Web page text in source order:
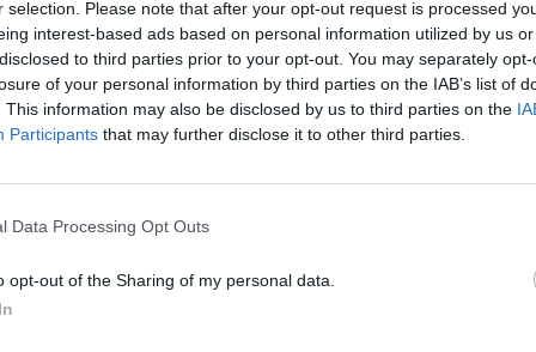
selection. Please note that after your opt-out request is processed
interest-based ads based on personal information utilized by us
to third parties prior to your opt-out. You may separately
of your personal information by third parties on the IAB’s list of
This information may also be disclosed by us to third parties on the
Participants that may further disclose it to other third parties.
Data Processing Opt Outs
opt-out of the Sharing of my personal data.
Samarytanina współistnieją na tych
rynkach, na tych samych giełdach, na tych
placach. Ekonomia rośnie i staje się
kiedy pieniądze Samarytan przekraczają
te należące do Judasza”.
tu dla Ciebie!